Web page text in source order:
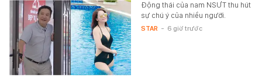
Động thái của nam NSƯT thu hút
sự chú ý của nhiều người.
STAR - 6 giờ trước